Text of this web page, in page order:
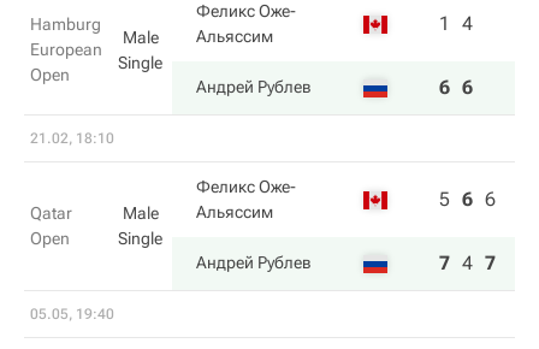
Hamburg
European
Open
Male
Single
Феликс Оже-
Альяссим
1 4
Андрей Рублев 6 6
21.02, 18:10
Qatar
Open
Male
Single
Феликс Оже-
Альяссим
5 6 6
Андрей Рублев 7 4 7
05.05, 19:40